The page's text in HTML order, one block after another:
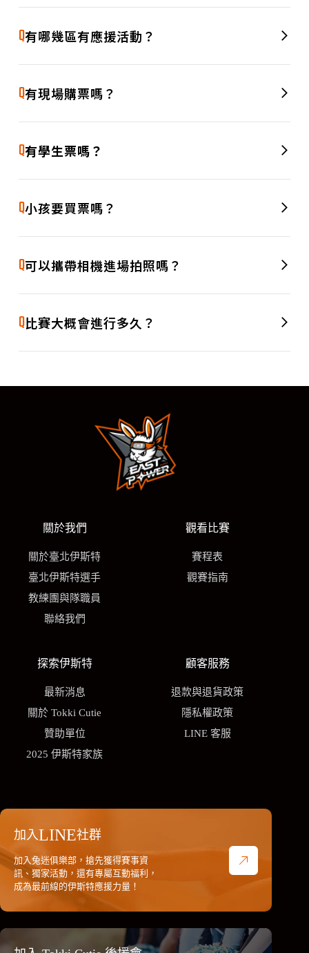
位，讓大家看球之餘，也能大快朵頤。
Q有哪幾區有應援活動？
Q有現場購票嗎？
時起意也能隨時加入我們，一起進場為球員加油！
Q有學生票嗎？
Q小孩要買票嗎？
A 的兒童可由一位購票者免費攜帶進場（一位購票者限帶一名兒
童）。提醒您，未購票之兒童恕不提供座位，建議斟酌需求安
Q可以攜帶相機進場拍照嗎？
A響其他觀眾觀賽，並避免使用閃光燈或腳架等大型設備，以維
持良好觀賞品質。
Q比賽大概會進行多久？
過中場的精彩應援！
關於我們
關於臺北伊斯特
臺北伊斯特選手
教練團與隊職員
聯絡我們
觀看比賽
賽程表
觀賽指南
探索伊斯特
最新消息
關於 Tokki Cutie
贊助單位
2025 伊斯特家族
顧客服務
退款與退貨政策
隱私權政策
LINE 客服
加入LINE社群
加入兔迷俱樂部，搶先獲得賽事資
訊、獨家活動，還有專屬互動福利，
成為最前線的伊斯特應援力量！